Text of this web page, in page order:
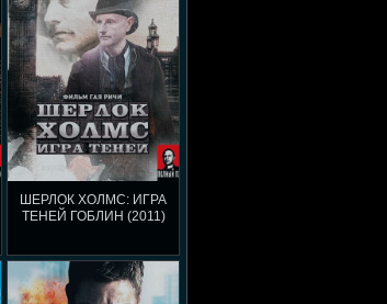
ШЕРЛОК ХОЛМС: ИГРА
ТЕНЕЙ ГОБЛИН (2011)